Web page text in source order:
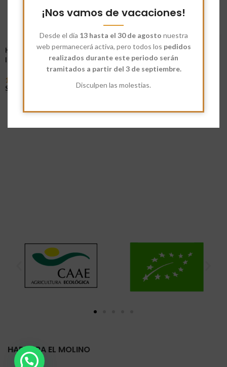
¡Nos vamos de vacaciones!
Desde el día 13 hasta el 30 de agosto nuestra
web permanecerá activa, pero todos los pedidos
realizados durante este periodo serán
tramitados a partir del 3 de septiembre.
Disculpen las molestias.
Harina Ecológica Espelta
Integral
14,50
Seleccionar Opciones
Harina Espelta Integral
12,65 €- 59,50€
HARINERA EL MOLINO